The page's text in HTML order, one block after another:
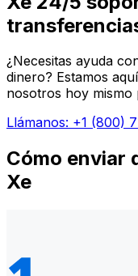
¿Necesitas ayuda
dinero? Estamos
nosotros hoy
Llámanos: +1 (800)
Cómo enviar
Xe